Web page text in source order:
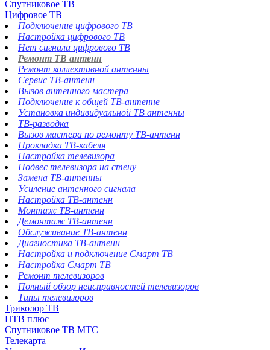
Спутниковое ТВ
Цифровое ТВ
Подключение цифрового ТВ
Настройка цифрового ТВ
Нет сигнала цифрового ТВ
Ремонт ТВ антенн
Ремонт коллективной антенны
Сервис ТВ-антенн
Вызов антенного мастера
Подключение к общей ТВ-антенне
Установка индивидуальной ТВ антенны
ТВ-разводка
Вызов мастера по ремонту ТВ-антенн
Прокладка ТВ-кабеля
Настройка телевизора
Подвес телевизора на стену
Замена ТВ-антенны
Усиление антенного сигнала
Настройка ТВ-антенн
Монтаж ТВ-антенн
Демонтаж ТВ-антенн
Обслуживание ТВ-антенн
Диагностика ТВ-антенн
Настройка и подключение Смарт ТВ
Настройка Смарт ТВ
Ремонт телевизоров
Полный обзор неисправностей телевизоров
Типы телевизоров
Триколор ТВ
НТВ плюс
Спутниковое ТВ МТС
Телекарта